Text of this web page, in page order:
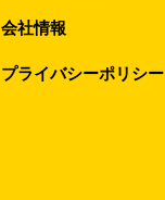
会社情報
プライバシーポリシー